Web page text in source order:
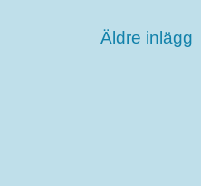
Äldre inlägg